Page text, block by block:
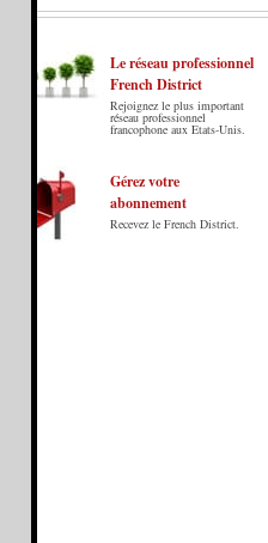
Le réseau professionnel
French District
Rejoignez le plus important
réseau professionnel
francophone aux Etats-Unis.
Gérez votre
abonnement
Recevez le French District.